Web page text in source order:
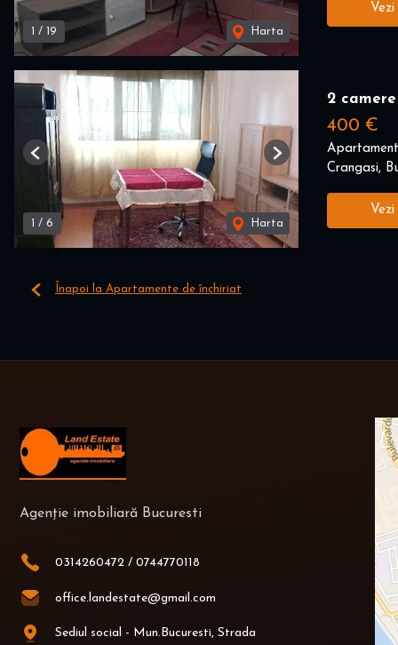
/ 19 Harta
/ 6 Harta
Previous Next
2
400 €
Crangasi,
Înapoi la Apartamente de închiriat
Agenție imobiliară Bucuresti
0314260472 / 0744770118
office.landestate@gmail.com
Sediul social - Mun.Bucuresti, Strada